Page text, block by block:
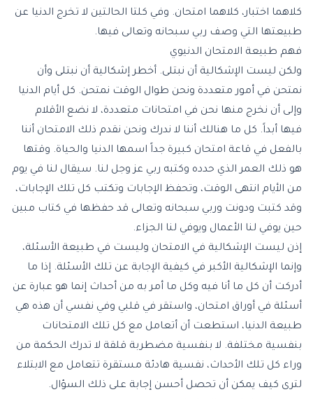
كلاهما اختبار، كلاهما امتحان. وفي كلتا الحالتين لا تخرج الدنيا عن
طبيعتها التي وصف ربي سبحانه وتعالى فيها.
فهم طبيعة الامتحان الدنيوي
ولكن ليست الإشكالية أن نبتلى. أخطر إشكالية أن نبتلى وأن
نمتحن في أمور متعددة ونحن طوال الوقت نمتحن. كل أيام الدنيا
وإلى أن نخرج منها نحن في امتحانات متعددة، لا نضع الأقلام
فيها أبداً. كل ما هنالك أننا لا ندرك ونحن نقدم ذلك الامتحان أننا
بالفعل في قاعة امتحان كبيرة جداً اسمها الدنيا والحياة. وقتها
هو ذلك العمر الذي حدده وكتبه ربي عز وجل لنا. سيقال لنا في يوم
من الأيام انتهى الوقت، وتحفظ الإجابات وتكتب كل تلك الإجابات،
وقد كتبت ودونت وربي سبحانه وتعالى قد حفظها في كتاب مبين
حين يوفي لنا الأعمال ويوفي لنا الجزاء.
إذن ليست الإشكالية في الامتحان وليست في طبيعة الأسئلة،
وإنما الإشكالية الأكبر في كيفية الإجابة عن تلك الأسئلة. إذا ما
أدركت أن كل ما أنا فيه وكل ما أمر به من أحداث إنما هو عبارة عن
أسئلة في أوراق امتحان، واستقر في قلبي وفي نفسي أن هذه هي
طبيعة الدنيا، استطعت أن أتعامل مع كل تلك الامتحانات
بنفسية مختلفة. لا بنفسية مضطربة قلقة لا تدرك الحكمة من
وراء كل تلك الأحداث، نفسية هادئة مستقرة تتعامل مع الابتلاء
لترى كيف يمكن أن تحصل أحسن إجابة على ذلك السؤال.